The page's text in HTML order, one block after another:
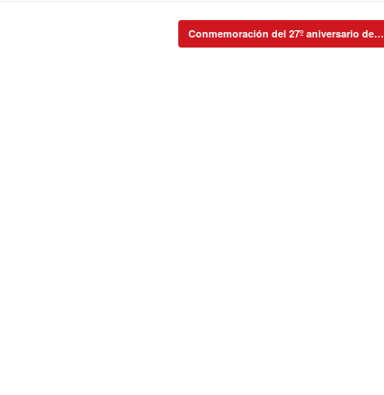
Conmemoración del 27º aniversario de…